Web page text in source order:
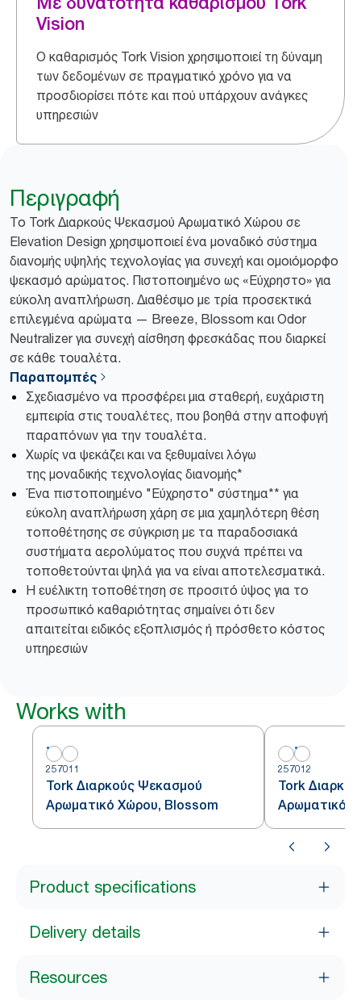
Vision
Ο καθαρισμός Tork Vision χρησιμοποιεί τη δύναμη
των δεδομένων σε πραγματικό χρόνο για να
προσδιορίσει πότε και πού υπάρχουν ανάγκες
υπηρεσιών
Περιγραφή
Το Tork Διαρκούς Ψεκασμού Αρωματικό Χώρου σε
Elevation Design χρησιμοποιεί ένα μοναδικό σύστημα
διανομής υψηλής τεχνολογίας για συνεχή και ομοιόμορφο
ψεκασμό αρώματος. Πιστοποιημένο ως «Εύχρηστο» για
εύκολη αναπλήρωση. Διαθέσιμο με τρία προσεκτικά
επιλεγμένα αρώματα — Breeze, Blossom και Odor
Neutralizer για συνεχή αίσθηση φρεσκάδας που διαρκεί
σε κάθε τουαλέτα.
Παραπομπές
Σχεδιασμένο να προσφέρει μια σταθερή, ευχάριστη
εμπειρία στις τουαλέτες, που βοηθά στην αποφυγή
παραπόνων για την τουαλέτα.
Χωρίς να ψεκάζει και να ξεθυμαίνει λόγω
της μοναδικής τεχνολογίας διανομής*
Ένα πιστοποιημένο "Εύχρηστο" σύστημα** για
εύκολη αναπλήρωση χάρη σε μια χαμηλότερη θέση
τοποθέτησης σε σύγκριση με τα παραδοσιακά
συστήματα αερολύματος που συχνά πρέπει να
τοποθετούνται ψηλά για να είναι αποτελεσματικά.
Η ευέλικτη τοποθέτηση σε προσιτό ύψος για το
προσωπικό καθαριότητας σημαίνει ότι δεν
απαιτείται ειδικός εξοπλισμός ή πρόσθετο κόστος
υπηρεσιών
Works with
257011
Tork Διαρκούς Ψεκασμού
Αρωματικό Χώρου, Blossom
257012
Tork
Αρωματικό
Neutralizer
Product specifications
Delivery details
Resources